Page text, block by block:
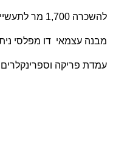
להשכרה 1,700 מר לתעשייה ואחסנה באזור כפר סבא
מבנה עצמאי דו מפלסי ניתן לחלוקה
עמדת פריקה וספרינקלרים